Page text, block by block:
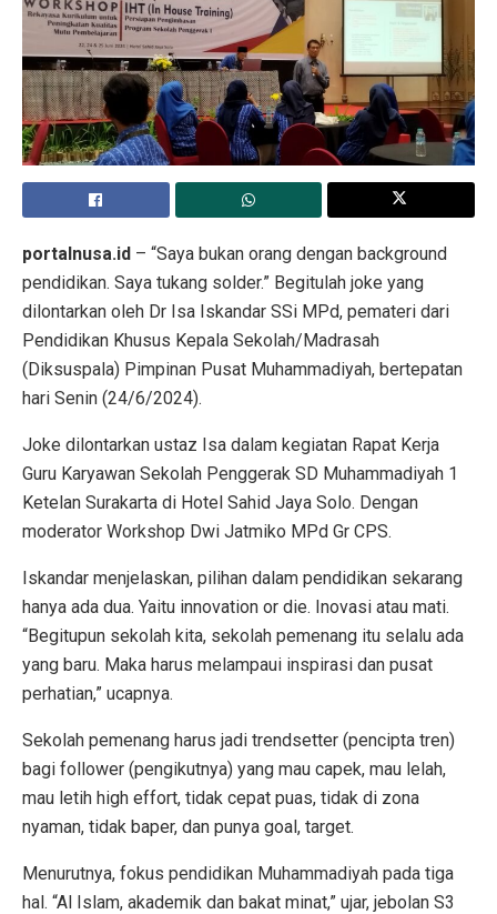
portalnusa.id – “Saya bukan orang dengan background
pendidikan. Saya tukang solder.” Begitulah joke yang
dilontarkan oleh Dr Isa Iskandar SSi MPd, pemateri dari
Pendidikan Khusus Kepala Sekolah/Madrasah
(Diksuspala) Pimpinan Pusat Muhammadiyah, bertepatan
hari Senin (24/6/2024).
Joke dilontarkan ustaz Isa dalam kegiatan Rapat Kerja
Guru Karyawan Sekolah Penggerak SD Muhammadiyah 1
Ketelan Surakarta di Hotel Sahid Jaya Solo. Dengan
moderator Workshop Dwi Jatmiko MPd Gr CPS.
Iskandar menjelaskan, pilihan dalam pendidikan sekarang
hanya ada dua. Yaitu innovation or die. Inovasi atau mati.
“Begitupun sekolah kita, sekolah pemenang itu selalu ada
yang baru. Maka harus melampaui inspirasi dan pusat
perhatian,” ucapnya.
Sekolah pemenang harus jadi trendsetter (pencipta tren)
bagi follower (pengikutnya) yang mau capek, mau lelah,
mau letih high effort, tidak cepat puas, tidak di zona
nyaman, tidak baper, dan punya goal, target.
Menurutnya, fokus pendidikan Muhammadiyah pada tiga
hal. “Al Islam, akademik dan bakat minat,” ujar, jebolan S3